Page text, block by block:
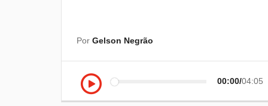
Por Gelson Negrão
00:00 04:05